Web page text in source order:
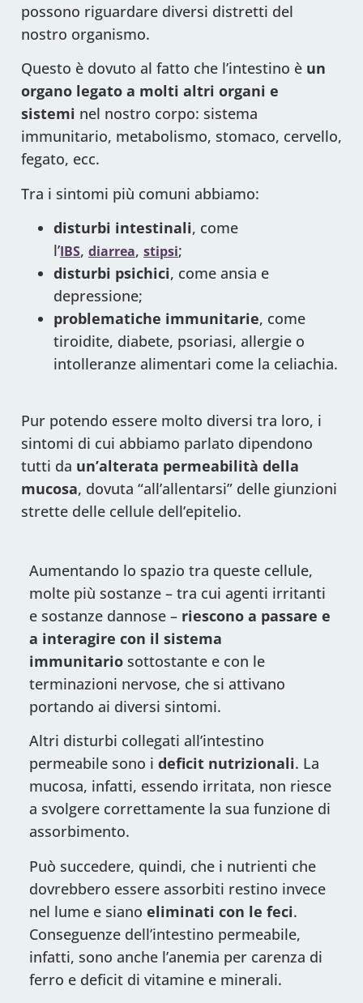
possono riguardare diversi distretti del
nostro organismo.
Questo è dovuto al fatto che l’intestino è un
organo legato a molti altri organi e
sistemi nel nostro corpo: sistema
immunitario, metabolismo, stomaco, cervello,
fegato, ecc.
Tra i sintomi più comuni abbiamo:
disturbi intestinali, come
l’IBS, diarrea, stipsi;
disturbi psichici, come ansia e
depressione;
problematiche immunitarie, come
tiroidite, diabete, psoriasi, allergie o
intolleranze alimentari come la celiachia.
Pur potendo essere molto diversi tra loro, i
sintomi di cui abbiamo parlato dipendono
tutti da un’alterata permeabilità della
mucosa, dovuta “all’allentarsi” delle giunzioni
strette delle cellule dell’epitelio.
Aumentando lo spazio tra queste cellule,
molte più sostanze – tra cui agenti irritanti
e sostanze dannose – riescono a passare e
a interagire con il sistema
immunitario sottostante e con le
terminazioni nervose, che si attivano
portando ai diversi sintomi.
Altri disturbi collegati all’intestino
permeabile sono i deficit nutrizionali. La
mucosa, infatti, essendo irritata, non riesce
a svolgere correttamente la sua funzione di
assorbimento.
Può succedere, quindi, che i nutrienti che
dovrebbero essere assorbiti restino invece
nel lume e siano eliminati con le feci.
Conseguenze dell’intestino permeabile,
infatti, sono anche l’anemia per carenza di
ferro e deficit di vitamine e minerali.